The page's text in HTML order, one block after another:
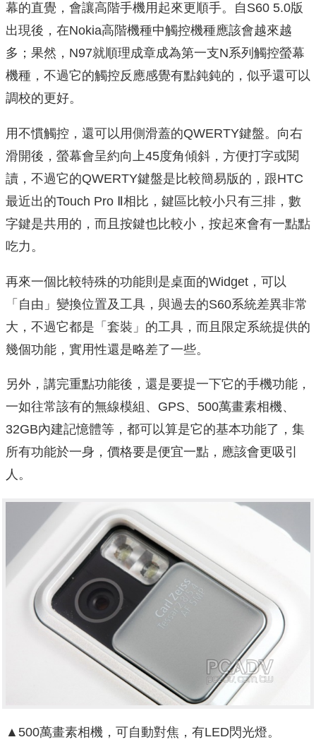
幕的直覺，會讓高階手機用起來更順手。自S60 5.0版
出現後，在Nokia高階機種中觸控機種應該會越來越
多；果然，N97就順理成章成為第一支N系列觸控螢幕
機種，不過它的觸控反應感覺有點鈍鈍的，似乎還可以
調校的更好。
用不慣觸控，還可以用側滑蓋的QWERTY鍵盤。向右
滑開後，螢幕會呈約向上45度角傾斜，方便打字或閱
讀，不過它的QWERTY鍵盤是比較簡易版的，跟HTC
最近出的Touch Pro Ⅱ相比，鍵區比較小只有三排，數
字鍵是共用的，而且按鍵也比較小，按起來會有一點點
吃力。
再來一個比較特殊的功能則是桌面的Widget，可以
「自由」變換位置及工具，與過去的S60系統差異非常
大，不過它都是「套裝」的工具，而且限定系統提供的
幾個功能，實用性還是略差了一些。
另外，講完重點功能後，還是要提一下它的手機功能，
一如往常該有的無線模組、GPS、500萬畫素相機、
32GB內建記憶體等，都可以算是它的基本功能了，集
所有功能於一身，價格要是便宜一點，應該會更吸引
人。
▲500萬畫素相機，可自動對焦，有LED閃光燈。